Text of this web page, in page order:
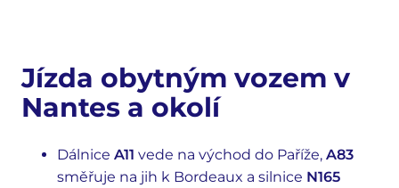
Jízda obytným vozem v
Nantes a okolí
Dálnice A11 vede na východ do Paříže, A83
směřuje na jih k Bordeaux a silnice N165